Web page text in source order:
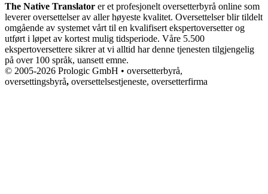
The Native Translator er et profesjonelt oversetterbyrå online som
leverer oversettelser av aller høyeste kvalitet. Oversettelser blir tildelt
omgående av systemet vårt til en kvalifisert ekspertoversetter og
utført i løpet av kortest mulig tidsperiode. Våre 5.500
ekspertoversettere sikrer at vi alltid har denne tjenesten tilgjengelig
på over 100 språk, uansett emne.
© 2005-2026 Prologic GmbH • oversetterbyrå,
oversettingsbyrå, oversettelsestjeneste, oversetterfirma